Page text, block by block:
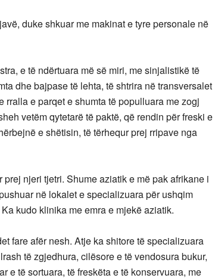
duke shkuar me makinat e tyre personale në
e të ndërtuara më së miri, me sinjalistikë të
dhe bajpase të lehta, të shtrira në transversalet
e parqet e shumta të populluara me zogj
vetëm qytetarë të paktë, që rendin për freski e
e shëtisin, të tërhequr prej rripave nga
njeri tjetri. Shume aziatik e më pak afrikane i
në lokalet e specializuara për ushqim
kudo klinika me emra e mjekë aziatik.
fare afër nesh. Atje ka shitore të specializuara
të zgjedhura, cilësore e të vendosura bukur,
e të sortuara, të freskëta e të konservuara, me